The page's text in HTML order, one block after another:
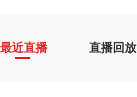
最近直播 直播回放